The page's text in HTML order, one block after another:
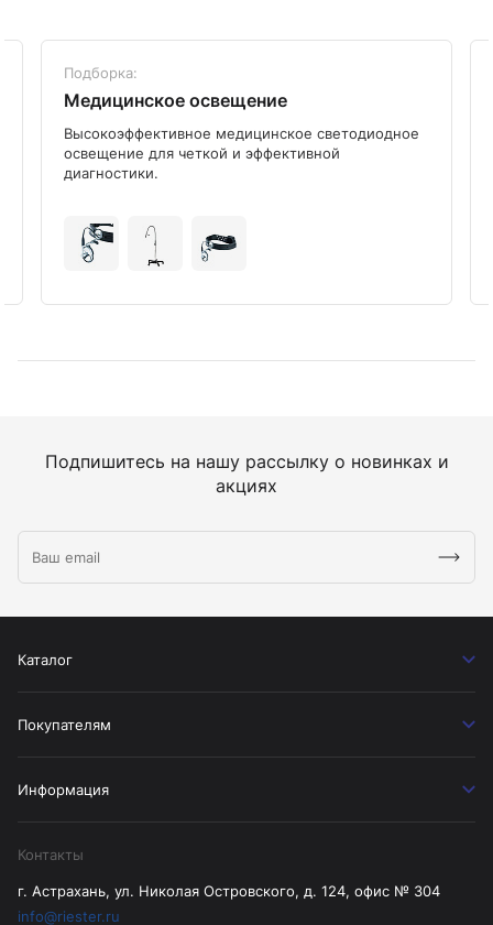
Подборка:
Медицинское освещение
Высокоэффективное медицинское светодиодное
освещение для четкой и эффективной
диагностики.
Подпишитесь на нашу рассылку о новинках и
акциях
Каталог
Покупателям
Информация
Контакты
г. Астрахань, ул. Николая Островского, д. 124, офис № 304
info@riester.ru